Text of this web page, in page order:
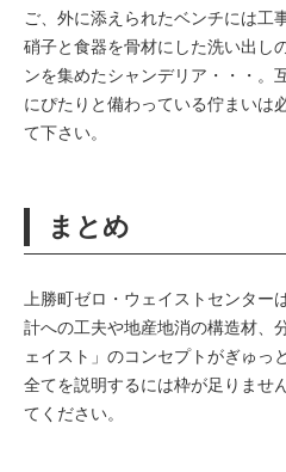
ご、外に添えられたベンチには工
硝子と食器を骨材にした洗い出し
ンを集めたシャンデリア・・・。
にぴたりと備わっている佇まいは
て下さい。
まとめ
上勝町ゼロ・ウェイストセンター
計への工夫や地産地消の構造材、
ェイスト」のコンセプトがぎゅっ
全てを説明するには枠が足りませ
てください。